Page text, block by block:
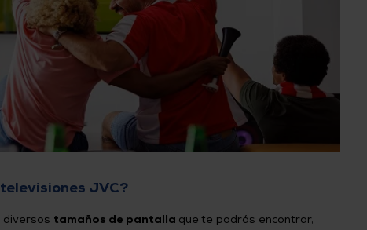
JVC?
diversos tamaños de pantalla que te podrás encontrar,